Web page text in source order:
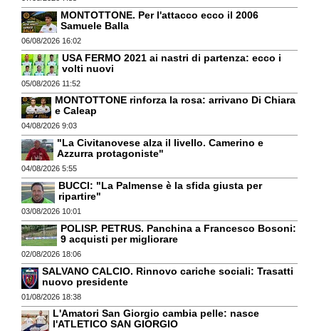
MONTOTTONE. Per l'attacco ecco il 2006
Samuele Balla
06/08/2026 16:02
USA FERMO 2021 ai nastri di partenza: ecco i
volti nuovi
05/08/2026 11:52
MONTOTTONE rinforza la rosa: arrivano Di Chiara
e Caleap
04/08/2026 9:03
"La Civitanovese alza il livello. Camerino e
Azzurra protagoniste"
04/08/2026 5:55
BUCCI: "La Palmense è la sfida giusta per
ripartire"
03/08/2026 10:01
POLISP. PETRUS. Panchina a Francesco Bosoni:
9 acquisti per migliorare
02/08/2026 18:06
SALVANO CALCIO. Rinnovo cariche sociali: Trasatti
nuovo presidente
01/08/2026 18:38
L'Amatori San Giorgio cambia pelle: nasce
l'ATLETICO SAN GIORGIO